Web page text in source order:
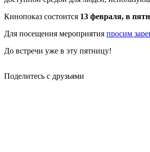
Кинопоказ состоится 13 февраля, в
Для посещения мероприятия просим
До встречи уже в эту пятницу!
Поделитесь с друзьями